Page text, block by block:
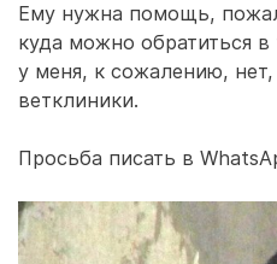
Ему нужна помощь,
куда можно обратиться
у меня, к сожалению,
ветклиники.
Просьба писать в